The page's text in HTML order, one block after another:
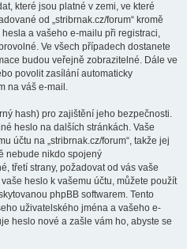
které jsou platné v zemi, ve které
od „stribrnak.cz/forum“ kromě
a vašeho e-mailu při registraci,
Ve všech případech dostanete
budou veřejně zobrazitelné. Dále ve
povolit zasílání automaticky
na váš e-mail.
hash) pro zajištění jeho bezpečnosti.
heslo na dalších stránkách. Vaše
účtu na „stribrnak.cz/forum“, takže jej
nebude nikdo spojený
třetí strany, požadovat od vás vaše
heslo k vašemu účtu, můžete použít
phpBB softwarem. Tento
uživatelského jména a vašeho e-
heslo nové a zašle vám ho, abyste se